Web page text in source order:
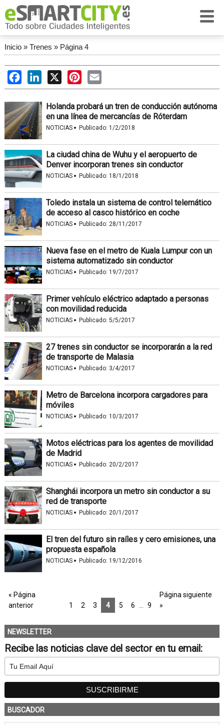
Inicio» Trenes » Página 4
FacebookLinkedIn
X PinterestEmail
Holanda probará un tren de conducción autónoma
en una línea de mercancías de Róterdam
NOTICIAS · Publicado: 1/2/2018
La ciudad china de Wuhu y el aeropuerto de
Denver incorporan trenes sin conductor
NOTICIAS · Publicado: 18/1/2018
Toledo instala un sistema de control telemático
de acceso al casco histórico en coche
NOTICIAS · Publicado: 28/11/2017
Nueva fase en el metro de Kuala Lumpur con un
sistema automatizado sin conductor
NOTICIAS · Publicado: 19/7/2017
Primer vehículo eléctrico adaptado a personas
con movilidad reducida
NOTICIAS · Publicado: 5/5/2017
27 trenes sin conductor se incorporarán a la red
de transporte de Malasia
NOTICIAS · Publicado: 3/4/2017
Metro de Barcelona incorpora cargadores para
móviles
NOTICIAS · Publicado: 10/3/2017
Motos eléctricas para los agentes de movilidad
de Madrid
NOTICIAS · Publicado: 20/2/2017
Shanghái incorpora un metro sin conductor a su
red de transporte
NOTICIAS · Publicado: 20/1/2017
El tren del futuro sin raíles y cero emisiones, una
propuesta española
NOTICIAS · Publicado: 19/12/2016
« Página
anterior
1 2 3 4 5 6 9
Página siguiente
»
NEWSLETTER
Recibe las noticias clave del sector en tu email:
BUSCADOR